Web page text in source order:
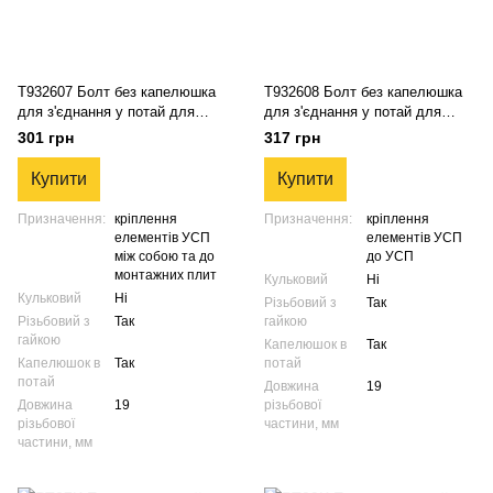
T932607 Болт без капелюшка
для з'єднання у потай для
зварювальних столів системи
16 мм, УСП до УСП, до столу
301 грн
Купити
Призначення:
кріплення
елементів УСП
між собою та до
монтажних плит
Кульковий
Ні
Різьбовий з
гайкою
Так
Капелюшок в
потай
Так
Довжина
різьбової
частини, мм
19
T932608 Болт без капелюшка
для з'єднання у потай для
зварювальних столів системи
16 мм, УСП до УСП, до столу
317 грн
Купити
Призначення:
кріплення
елементів УСП
до УСП
Кульковий
Ні
Різьбовий з
гайкою
Так
Капелюшок в
потай
Так
Довжина
різьбової
частини, мм
19